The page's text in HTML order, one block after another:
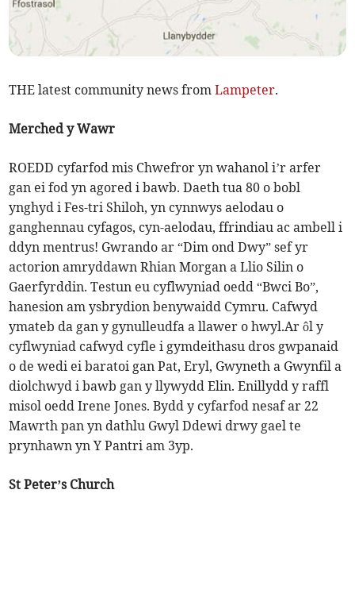
THE latest community news fromLampeter.
Merched y Wawr
ROEDD cyfarfod mis Chwefror yn wahanol i’r arfer
gan ei fod yn agored i bawb. Daeth tua 80 o bobl
ynghyd i Fes-tri Shiloh, yn cynnwys aelodau o
ganghennau cyfagos, cyn-aelodau, ffrindiau ac ambell i
ddyn mentrus! Gwrando ar “Dim ond Dwy” sef yr
actorion amryddawn Rhian Morgan a Llio Silin o
Gaerfyrddin. Testun eu cyflwyniad oedd “Bwci Bo”,
hanesion am ysbrydion benywaidd Cymru. Cafwyd
ymateb da gan y gynulleudfa a llawer o hwyl.Ar ôl y
cyflwyniad cafwyd cyfle i gymdeithasu dros gwpanaid
o de wedi ei baratoi gan Pat, Eryl, Gwyneth a Gwynfil a
diolchwyd i bawb gan y llywydd Elin. Enillydd y raffl
misol oedd Irene Jones. Bydd y cyfarfod nesaf ar 22
Mawrth pan yn dathlu Gwyl Ddewi drwy gael te
prynhawn yn Y Pantri am 3yp.
St Peter’s Church